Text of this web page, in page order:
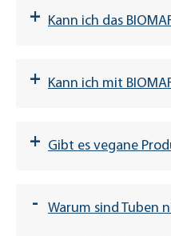
+ Kann ich das
+ Kann ich mit
+ Gibt es vegane
- Warum sind Tuben